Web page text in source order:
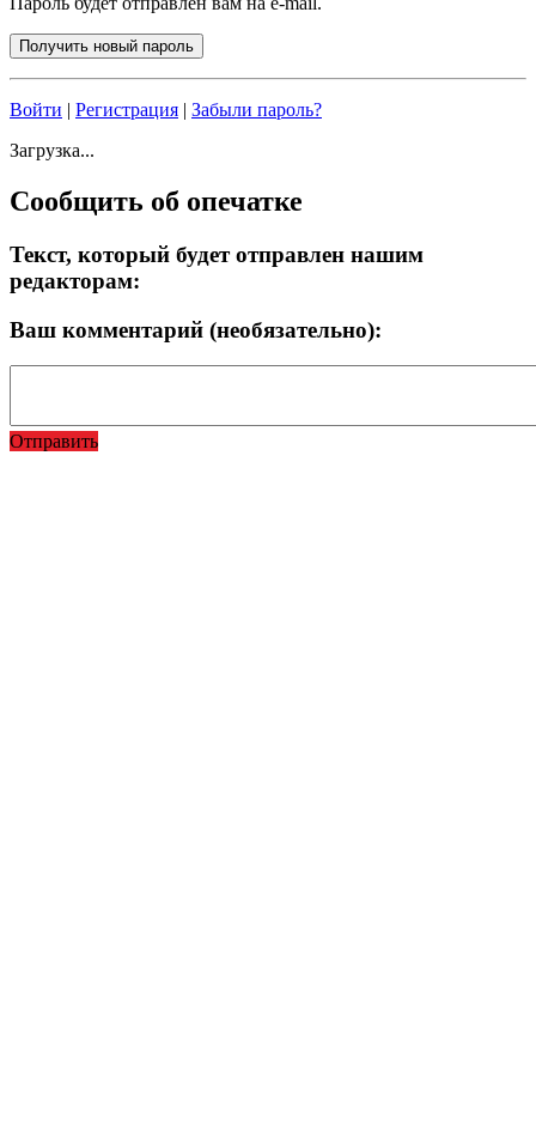
Войти | Регистрация | Забыли пароль?
Загрузка...
Сообщить об опечатке
Текст, который будет отправлен нашим
редакторам:
Ваш комментарий (необязательно):
Отправить